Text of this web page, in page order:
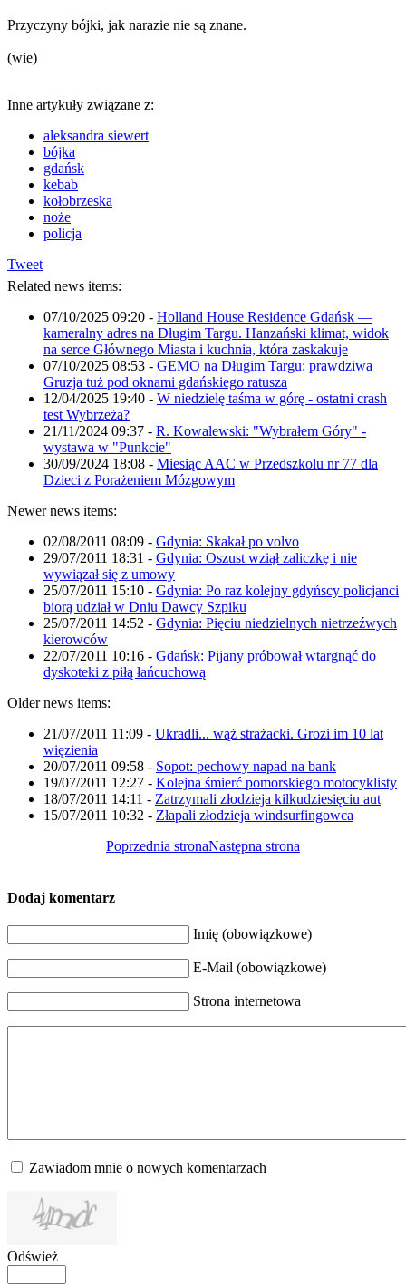
Przyczyny bójki, jak narazie nie są znane.
(wie)
Inne artykuły związane z:
aleksandra siewert
bójka
gdańsk
kebab
kołobrzeska
noże
policja
Tweet
Related news items:
07/10/2025 09:20 - Holland House Residence Gdańsk —
kameralny adres na Długim Targu. Hanzański klimat, widok
na serce Głównego Miasta i kuchnia, która zaskakuje
07/10/2025 08:53 - GEMO na Długim Targu: prawdziwa
Gruzja tuż pod oknami gdańskiego ratusza
12/04/2025 19:40 - W niedzielę taśma w górę - ostatni crash
test Wybrzeża?
21/11/2024 09:37 - R. Kowalewski: "Wybrałem Góry" -
wystawa w "Punkcie"
30/09/2024 18:08 - Miesiąc AAC w Przedszkolu nr 77 dla
Dzieci z Porażeniem Mózgowym
Newer news items:
02/08/2011 08:09 - Gdynia: Skakał po volvo
29/07/2011 18:31 - Gdynia: Oszust wziął zaliczkę i nie
wywiązał się z umowy
25/07/2011 15:10 - Gdynia: Po raz kolejny gdyńscy policjanci
biorą udział w Dniu Dawcy Szpiku
25/07/2011 14:52 - Gdynia: Pięciu niedzielnych nietrzeźwych
kierowców
22/07/2011 10:16 - Gdańsk: Pijany próbował wtargnąć do
dyskoteki z piłą łańcuchową
Older news items:
21/07/2011 11:09 - Ukradli... wąż strażacki. Grozi im 10 lat
więzienia
20/07/2011 09:58 - Sopot: pechowy napad na bank
19/07/2011 12:27 - Kolejna śmierć pomorskiego motocyklisty
18/07/2011 14:11 - Zatrzymali złodzieja kilkudziesięciu aut
15/07/2011 10:32 - Złapali złodzieja windsurfingowca
Poprzednia stronaNastępna strona
Dodaj komentarz
Imię (obowiązkowe)
E-Mail (obowiązkowe)
Strona internetowa
Zawiadom mnie o nowych komentarzach
Odśwież